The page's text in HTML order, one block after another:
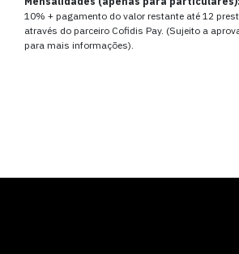
10% + pagamento do valor restante até 12
através do parceiro Cofidis Pay. (Sujeito a
para mais informações).